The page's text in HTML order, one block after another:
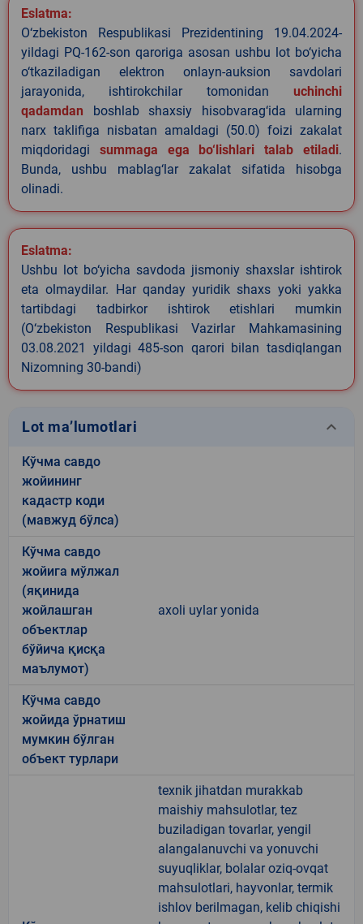
Eslatma:
O‘zbekiston Respublikasi Prezidentining 19.04.2024-
yildagi PQ-162-son qaroriga asosan ushbu lot bo‘yicha
o‘tkaziladigan elektron onlayn-auksion savdolari
jarayonida, ishtirokchilar tomonidan uchinchi
qadamdan boshlab shaxsiy hisobvarag‘ida ularning
narx taklifiga nisbatan amaldagi (50.0) foizi zakalat
miqdoridagi summaga ega bo‘lishlari talab etiladi.
Bunda, ushbu mablag‘lar zakalat sifatida hisobga
olinadi.
Eslatma:
Ushbu lot bo‘yicha savdoda jismoniy shaxslar ishtirok
eta olmaydilar. Har qanday yuridik shaxs yoki yakka
tartibdagi tadbirkor ishtirok etishlari mumkin
(O‘zbekiston Respublikasi Vazirlar Mahkamasining
03.08.2021 yildagi 485-son qarori bilan tasdiqlangan
Nizomning 30-bandi)
Lot ma’lumotlari keyboard_arrow_down
Кўчма савдо
жойининг
кадастр коди
(мавжуд бўлса)
Кўчма савдо
жойига мўлжал
(яқинида
жойлашган
объектлар
бўйича қисқа
маълумот)
axoli uylar yonida
Кўчма савдо
жойида ўрнатиш
мумкин бўлган
объект турлари
texnik jihatdan murakkab
maishiy mahsulotlar, tez
buziladigan tovarlar, yengil
alangalanuvchi va yonuvchi
suyuqliklar, bolalar oziq-ovqat
mahsulotlari, hayvonlar, termik
ishlov berilmagan, kelib chiqishi